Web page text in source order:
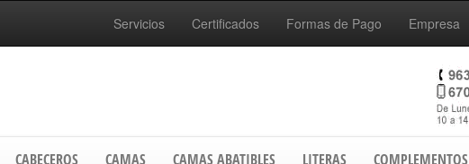
Servicios Certificados Formas de Pago Empresa
CABECEROS CAMAS CAMAS ABATIBLES LITERAS COMPLEMENTOS